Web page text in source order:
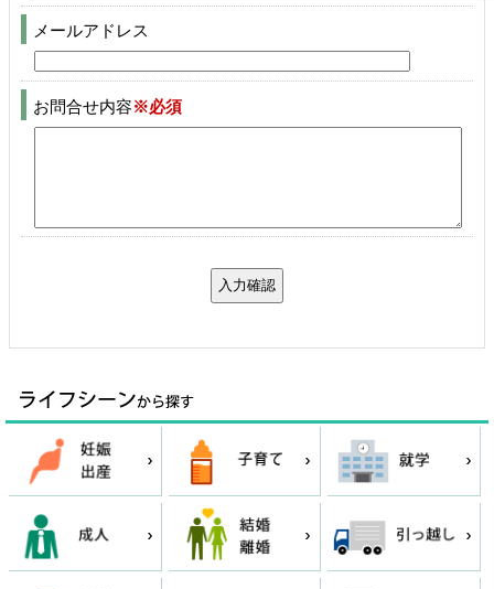
メールアドレス
お問合せ内容※必須